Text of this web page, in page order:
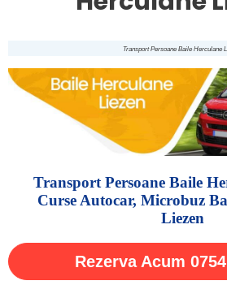
Transport Persoane Baile Herculane
Transport Persoane Baile
Curse Autocar, Microbuz
Liezen
Rezerva Acum